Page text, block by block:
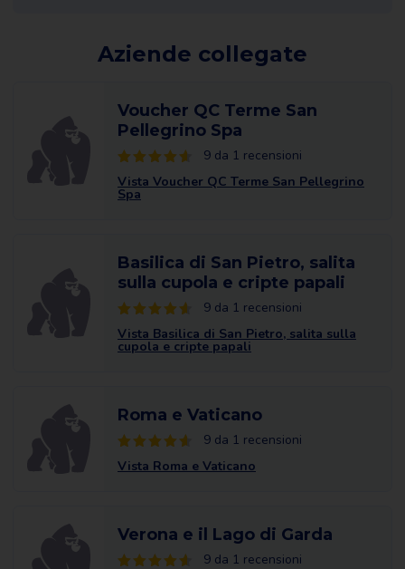
Aziende collegate
Voucher QC Terme San
Pellegrino Spa
9 da 1 recensioni
Vista Voucher QC Terme San Pellegrino
Spa
Basilica di San Pietro, salita
sulla cupola e cripte papali
9 da 1 recensioni
Vista Basilica di San Pietro, salita sulla
cupola e cripte papali
Roma e Vaticano
9 da 1 recensioni
Vista Roma e Vaticano
Verona e il Lago di Garda
9 da 1 recensioni